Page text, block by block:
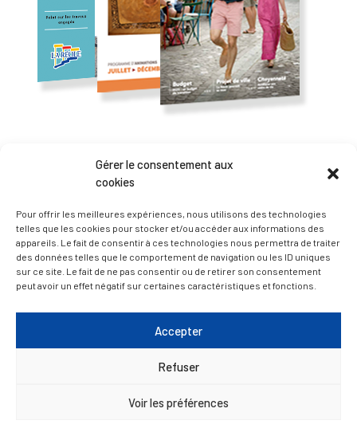
Gérer le consentement aux
cookies
Pour offrir les meilleures expériences, nous utilisons des technologies
telles que les cookies pour stocker et/ou accéder aux informations des
appareils. Le fait de consentir à ces technologies nous permettra de traiter
des données telles que le comportement de navigation ou les ID uniques
sur ce site. Le fait de ne pas consentir ou de retirer son consentement
peut avoir un effet négatif sur certaines caractéristiques et fonctions.
Accepter
Refuser
Voir les préférences
— Découvrir et visiter